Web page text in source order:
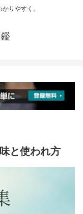
りやすく。
と使われ方